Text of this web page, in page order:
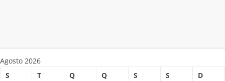
Agosto 2026
S
T Q Q S S
D